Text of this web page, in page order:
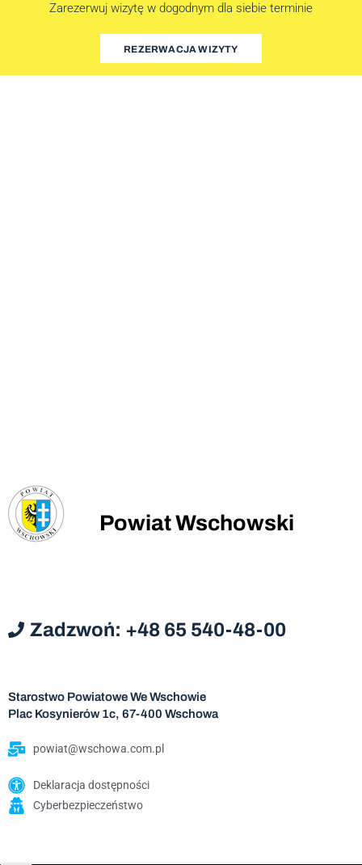
Zarezerwuj wizytę w dogodnym dla siebie terminie
REZERWACJA WIZYTY
Powiat Wschowski
Zadzwoń: +48 65 540-48-00
Starostwo Powiatowe We Wschowie
Plac Kosynierów 1c, 67-400 Wschowa
powiat@wschowa.com.pl
Deklaracja dostępności
Cyberbezpieczeństwo